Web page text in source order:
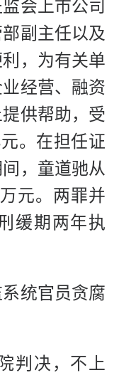
会上市公司
副主任以及
，为有关单
经营、融资
供帮助，受
。在担任证
，童道驰从
元。两罪并
缓期两年执
统官员贪腐
判决，不上